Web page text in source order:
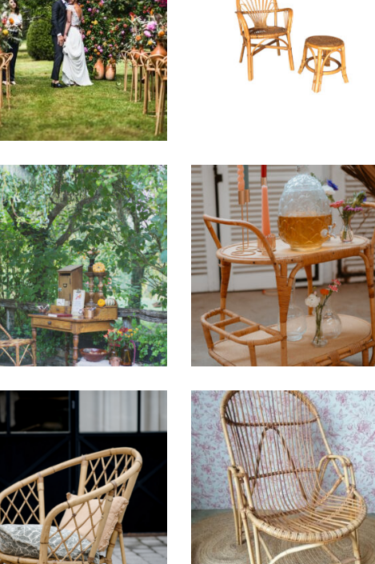
Pot – Support
Rotin » Elise «
12,00€
Chaise & Tabouret
rotin « Claire »
15,00€
Chaise Rotin
« Blandine »
9,00€
Desserte rotin
Joséphine
26,00€
en rotin Marie
25,00€
Fauteuil en rotin Paul
25,00€